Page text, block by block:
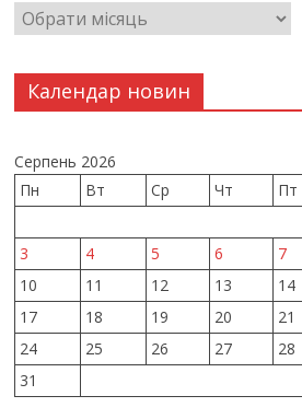
Календар новин
Серпень 2026
Пн
Вт Ср Чт Пт
3
4 5 6 7
10
11 12 13 14
17
18 19 20 21
24
25 26 27 28
31